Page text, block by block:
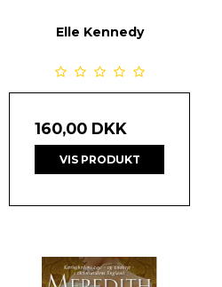
Elle Kennedy
160,00 DKK
VIS PRODUKT